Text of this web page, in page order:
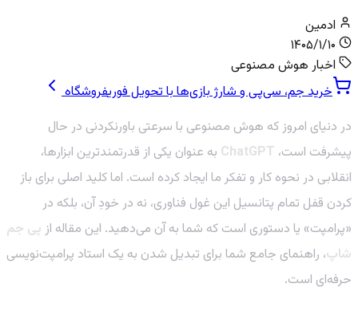
ادمین
۱۴۰۵/۱/۱۰
اخبار هوش مصنوعی
خرید جم، سی‌پی و شارژ بازی‌ها با تحویل فوریفروشگاه
در دنیای امروز که هوش مصنوعی با سرعتی باورنکردنی در حال
پیشرفت است، ChatGPT به عنوان یکی از قدرتمندترین ابزارها،
انقلابی در نحوه کار و تفکر ما ایجاد کرده است. اما کلید اصلی برای باز
کردن قفل تمام پتانسیل این غول فناوری، نه در خودِ آن، بلکه در
«پرامپت» یا دستوری است که شما به آن می‌دهید. این مقاله از پی جم
شاپ، راهنمای جامع شما برای تبدیل شدن به یک استاد پرامپت‌نویسی
حرفه‌ای است.